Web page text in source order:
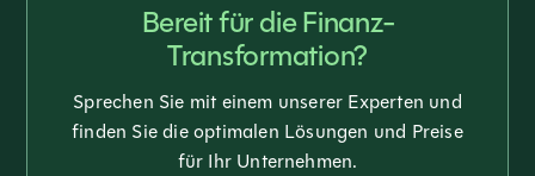
Bereit für die Finanz-
Transformation?
Sprechen Sie mit einem unserer Experten und
finden Sie die optimalen Lösungen und Preise
für Ihr Unternehmen.